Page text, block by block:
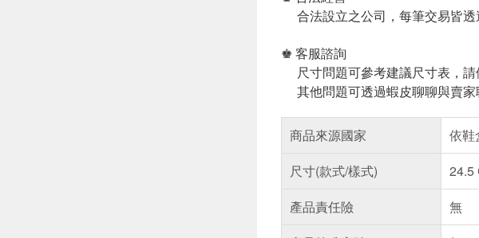
合法設立之公司，每筆交易皆透
♚ 客服諮詢
尺寸問題可參考建議尺寸表，請
其他問題可透過蝦皮聊聊與賣家
商品來源國家
依鞋
尺寸(款式/樣式)
24.5
產品責任險
無